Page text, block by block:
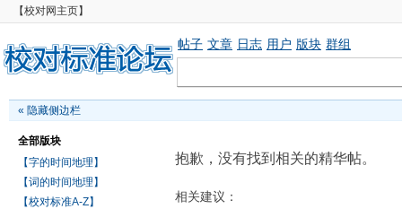
【校对网主页】
帖子 文章 日志 用户 版块 群组
« 隐藏侧边栏
全部版块
【字的时间地理】
【词的时间地理】
【校对标准A-Z】
抱歉，没有找到相关的精华帖。
相关建议：